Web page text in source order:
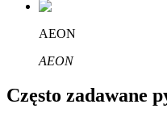
Afiliaci Bitrue
Aż do 65% prowizji!
AEON
AEON
Często zadawane